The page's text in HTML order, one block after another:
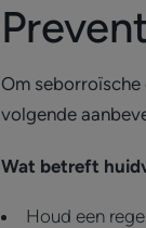
Om
volgende
Wat betreft
Houd een